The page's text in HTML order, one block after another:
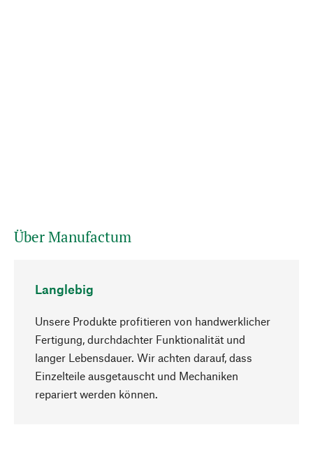
Über Manufactum
Langlebig
Unsere Produkte profitieren von handwerklicher
Fertigung, durchdachter Funktionalität und
langer Lebensdauer. Wir achten darauf, dass
Einzelteile ausgetauscht und Mechaniken
repariert werden können.